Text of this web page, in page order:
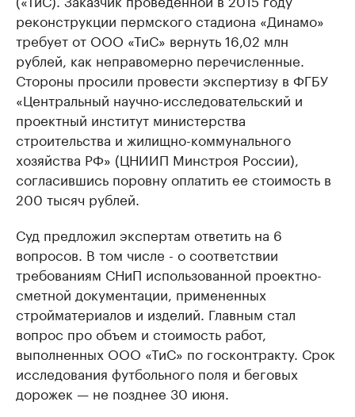
реконструкции пермского стадиона «Динамо»
требует от ООО «ТиС» вернуть 16,02 млн
рублей, как неправомерно перечисленные.
Стороны просили провести экспертизу в ФГБУ
«Центральный научно-исследовательский и
проектный институт министерства
строительства и жилищно-коммунального
хозяйства РФ» (ЦНИИП Минстроя России),
согласившись поровну оплатить ее стоимость в
200 тысяч рублей.
Суд предложил экспертам ответить на 6
вопросов. В том числе - о соответствии
требованиям СНиП использованной проектно-
сметной документации, примененных
стройматериалов и изделий. Главным стал
вопрос про объем и стоимость работ,
выполненных ООО «ТиС» по госконтракту. Срок
исследования футбольного поля и беговых
дорожек — не позднее 30 июня.